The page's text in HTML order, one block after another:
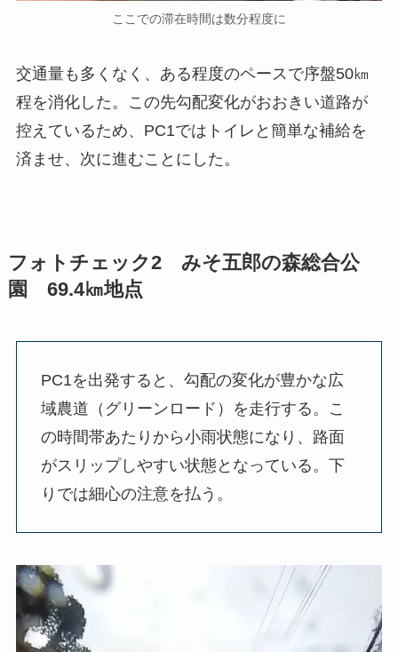
ここでの滞在時間は数分程度に
交通量も多くなく、ある程度のペースで序盤50㎞
程を消化した。この先勾配変化がおおきい道路が
控えているため、PC1ではトイレと簡単な補給を
済ませ、次に進むことにした。
フォトチェック2 みそ五郎の森総合公
園 69.4㎞地点
PC1を出発すると、勾配の変化が豊かな広
域農道（グリーンロード）を走行する。こ
の時間帯あたりから小雨状態になり、路面
がスリップしやすい状態となっている。下
りでは細心の注意を払う。